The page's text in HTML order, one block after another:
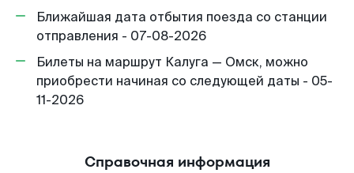
Ближайшая дата отбытия поезда со станции
отправления - 07-08-2026
Билеты на маршрут Калуга — Омск, можно
приобрести начиная со следующей даты - 05-
11-2026
Справочная информация